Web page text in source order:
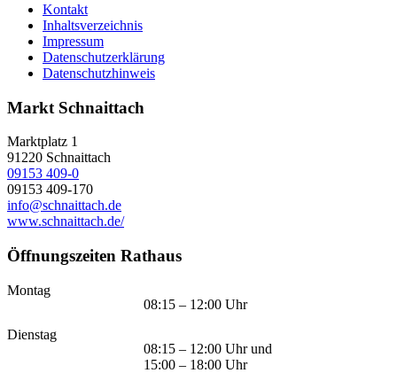
Kontakt
Inhaltsverzeichnis
Impressum
Datenschutzerklärung
Datenschutzhinweis
Markt Schnaittach
Marktplatz 1
91220 Schnaittach
09153 409-0
09153 409-170
info@schnaittach.de
www.schnaittach.de/
Öffnungszeiten Rathaus
Montag
08:15 – 12:00 Uhr
Dienstag
08:15 – 12:00 Uhr und
15:00 – 18:00 Uhr